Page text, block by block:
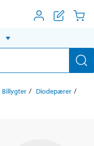
Billygter
Diodepærer